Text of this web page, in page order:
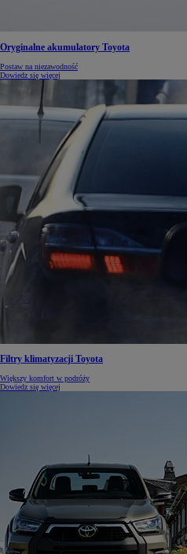
Oryginalne akumulatory Toyota
Postaw na niezawodność
Dowiedz się więcej
Filtry klimatyzacji Toyota
Większy komfort w podróży
Dowiedz się więcej